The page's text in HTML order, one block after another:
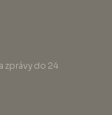
zprávy do 24